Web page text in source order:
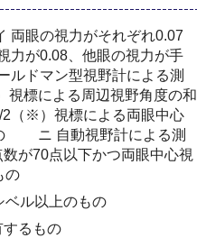
眼の視力がそれぞれ0.07
が0.08、他眼の視力が手
ドマン型視野計による測
標による周辺視野角度の和
（※）視標による両眼中心
ニ 自動視野計による測
が70点以下かつ両眼中心視
の
ベル以上のもの
するもの